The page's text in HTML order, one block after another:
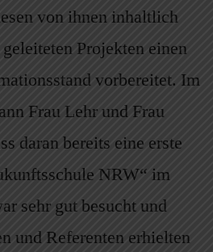
von ihnen inhaltlich
Projekten einen
vorbereitet. Im
Frau Lehr und Frau
daran bereits eine erste
NRW“ im
sehr gut besucht und
und Referenten erhielten